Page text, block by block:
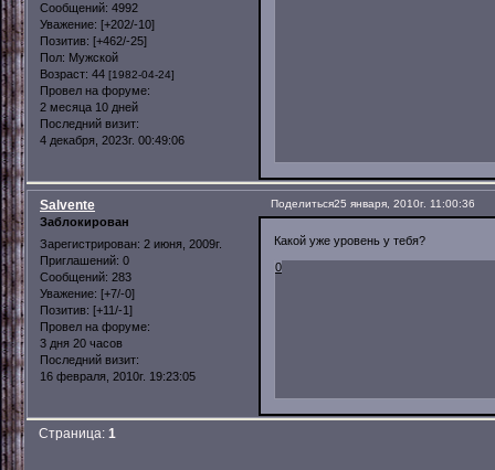
Сообщений: 4992
Уважение: [+202/-10]
Позитив: [+462/-25]
Пол: Мужской
Возраст: 44 [1982-04-24]
Провел на форуме:
2 месяца 10 дней
Последний визит:
4 декабря, 2023г. 00:49:06
Поделиться25 января, 2010г. 11:00:36
Salvente
Заблокирован
Зарегистрирован: 2 июня, 2009г.
Приглашений: 0
Сообщений: 283
Уважение: [+7/-0]
Позитив: [+11/-1]
Провел на форуме:
3 дня 20 часов
Последний визит:
16 февраля, 2010г. 19:23:05
Какой уже уровень у тебя?
0
Страница:1